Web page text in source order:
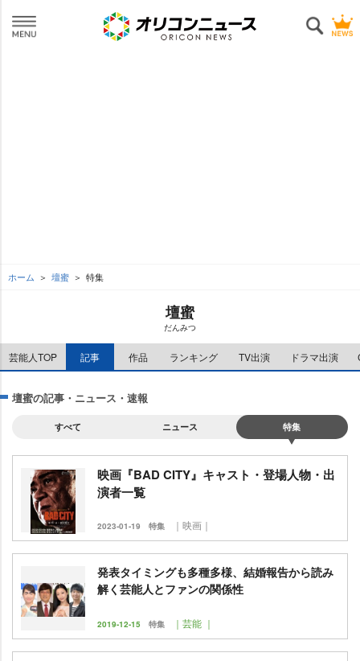
ホーム 壇蜜 特集
壇蜜
だんみつ
芸能人TOP 記事 作品 ランキング TV出演 ドラマ出演
壇蜜の記事・ニュース・速報
すべて ニュース 特集
映画『BAD CITY』キャスト・登場人物・出
演者一覧
2023-01-19 特集 ｜映画｜
発表タイミングも多種多様、結婚報告から読み
解く芸能人とファンの関係性
2019-12-15 特集 ｜芸能 ｜